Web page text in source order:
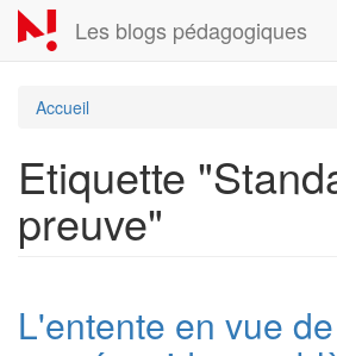
Aller
au
contenu
Les blogs pédagogiques
Accueil
Etiquette
preuve"
L'entente en vue